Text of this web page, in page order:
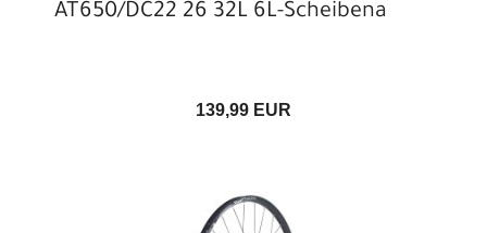
AT650/DC22 26 32L 6L-Scheibena
139,99 EUR